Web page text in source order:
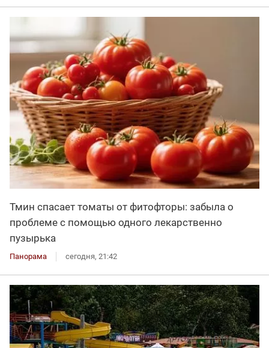
Тмин спасает томаты от фитофторы: забыла о
проблеме с помощью одного лекарственно
пузырька
Панорама сегодня, 21:42